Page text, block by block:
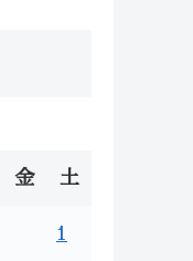
金 土
1